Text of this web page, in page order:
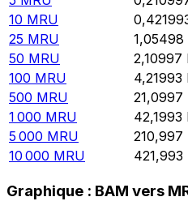
10 MRU
25 MRU 1,05498
50 MRU 2,10997
100 MRU 4,21993
500 MRU 21,0997
1 000 MRU 42,1993
5 000 MRU 210,997
10 000 MRU 421,993
Graphique : BAM vers